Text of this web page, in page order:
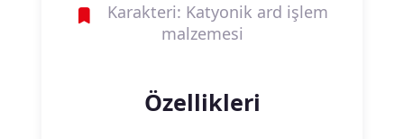
Karakteri: Katyonik ard işlem
malzemesi
Özellikleri